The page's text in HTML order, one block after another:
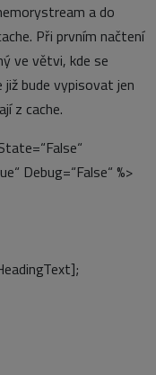
a do
Při prvním načtení
ve větvi, kde se
již bude vypisovat jen
z cache.
Debug=“False“ %>